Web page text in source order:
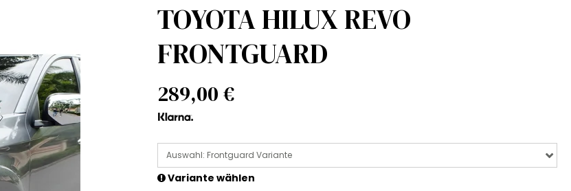
TOYOTA HILUX REVO
FRONTGUARD
289,00 €
Auswahl: Frontguard Variante
Variante wählen